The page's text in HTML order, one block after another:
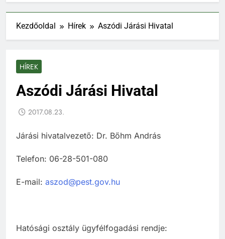
Kezdőoldal Hírek Aszódi Járási Hivatal
HÍREK
Aszódi Járási Hivatal
2017.08.23.
Járási hivatalvezető: Dr. Bőhm András
Telefon: 06-28-501-080
E-mail: aszod@pest.gov.hu
Hatósági osztály ügyfélfogadási rendje: